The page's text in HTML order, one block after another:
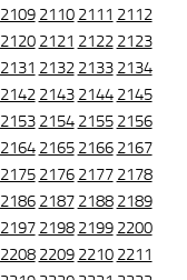
2109 2110 2111 2112
2120 2121 2122 2123
2131 2132 2133 2134
2142 2143 2144 2145
2153 2154 2155 2156
2164 2165 2166 2167
2175 2176 2177 2178
2186 2187 2188 2189
2197 2198 2199 2200
2208 2209 2210 2211